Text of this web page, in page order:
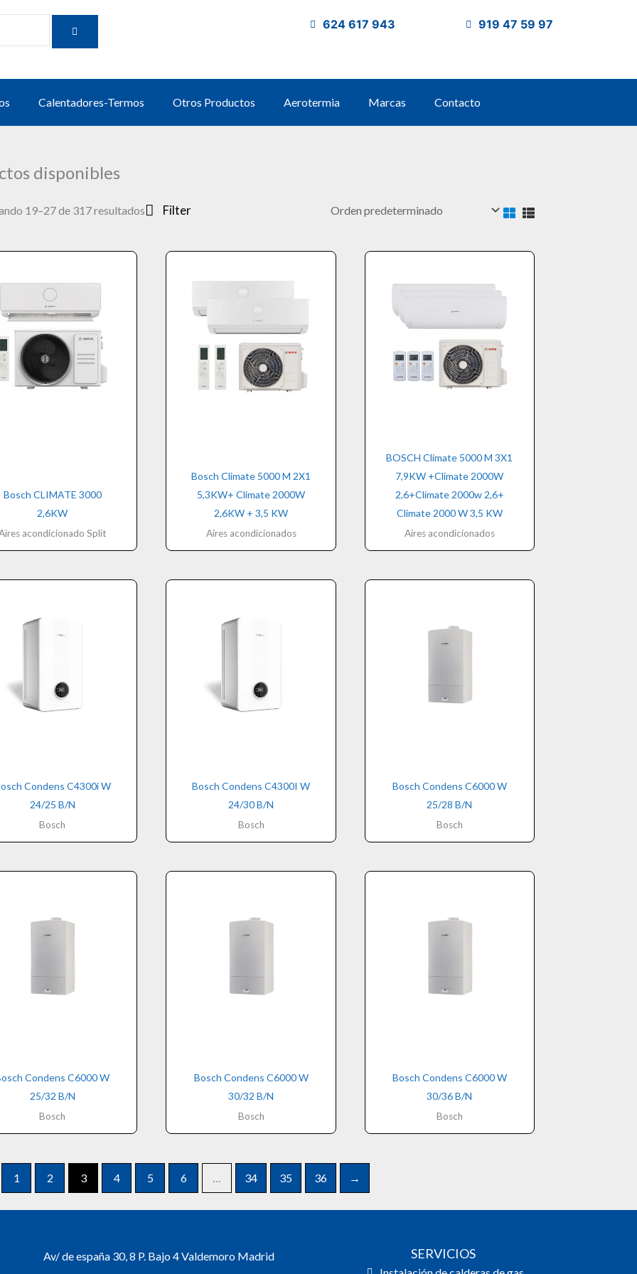
BUSCAR 624 617 943 919 47 59 97
Calentadores-Termos Otros Productos Aerotermia Marcas Contacto
disponibles
19–27 de 317 resultados Filter
Bosch CLIMATE 3000
2,6KW
acondicionado Split
Bosch Climate 5000 M 2X1
5,3KW+ Climate 2000W
2,6KW + 3,5 KW
Aires acondicionados
BOSCH Climate 5000 M 3X1
7,9KW +Climate 2000W
2,6+Climate 2000w 2,6+
Climate 2000 W 3,5 KW
Aires acondicionados
Condens C4300i W
24/25 B/N
Bosch
Bosch Condens C4300I W
24/30 B/N
Bosch
Bosch Condens C6000 W
25/28 B/N
Bosch
Condens C6000 W
25/32 B/N
Bosch
Bosch Condens C6000 W
30/32 B/N
Bosch
Bosch Condens C6000 W
30/36 B/N
Bosch
1 2 3 4 5 6 … 34 35 36 →
Av/ de españa 30, 8 P. Bajo 4 Valdemoro Madrid SERVICIOS